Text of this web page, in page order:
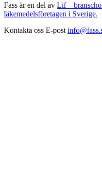
Fass är en del av Lif –
läkemedelsföretagen i Sverige.
Kontakta oss E-post